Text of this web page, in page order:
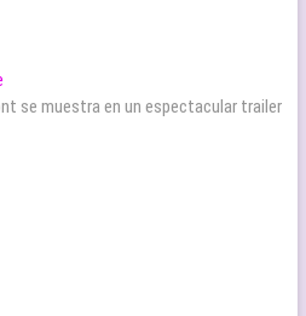
siguiente:
se muestra en un espectacular trailer